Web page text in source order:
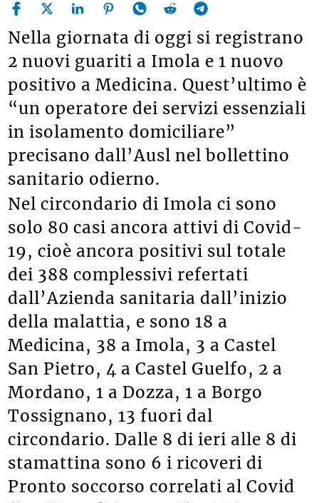
Nella giornata di oggi si registrano
2 nuovi guariti a Imola e 1 nuovo
positivo a Medicina. Quest’ultimo è
“un operatore dei servizi essenziali
in isolamento domiciliare”
precisano dall’Ausl nel bollettino
sanitario odierno.
Nel circondario di Imola ci sono
solo 80 casi ancora attivi di Covid-
19, cioè ancora positivi sul totale
dei 388 complessivi refertati
dall’Azienda sanitaria dall’inizio
della malattia, e sono 18 a
Medicina, 38 a Imola, 3 a Castel
San Pietro, 4 a Castel Guelfo, 2 a
Mordano, 1 a Dozza, 1 a Borgo
Tossignano, 13 fuori dal
circondario. Dalle 8 di ieri alle 8 di
stamattina sono 6 i ricoveri di
Pronto soccorso correlati al Covid